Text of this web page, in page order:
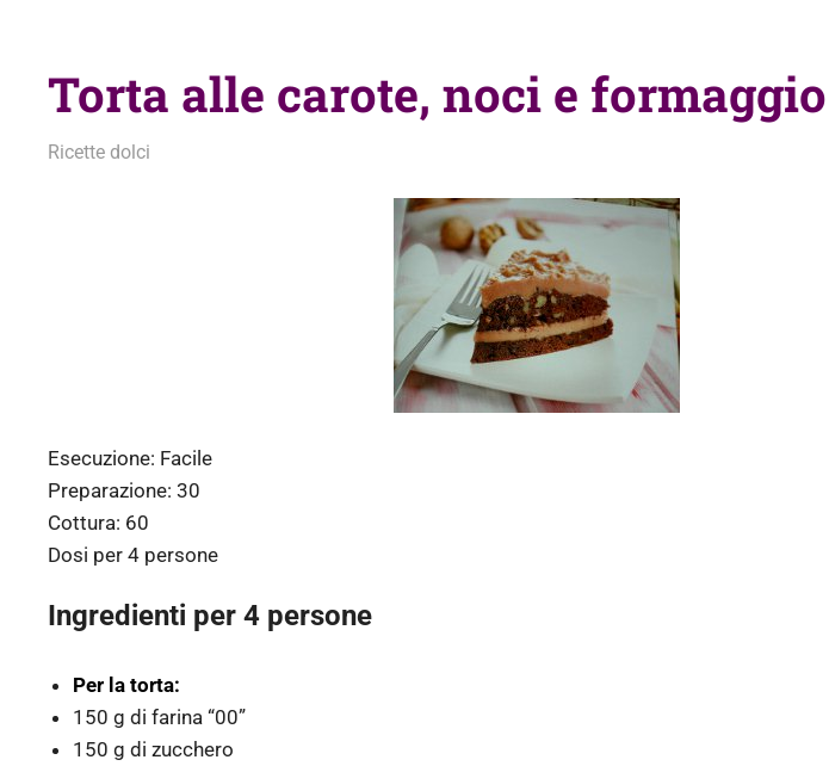
Torta alle carote, noci e formaggio
26 Febbraio 2014
admin
Ricette dolci
Esecuzione: Facile
Preparazione: 30
Cottura: 60
Dosi per 4 persone
Ingredienti per 4 persone
Per la torta:
150 g di farina “00”
150 g di zucchero